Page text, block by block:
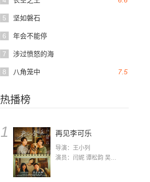
5 坚如磐石
6 年会不能停
7 涉过愤怒的海
7.5
8 八角笼中
热播榜
1 再见李可乐
导演：王小列
演员：闫妮 谭松韵 吴京 蒋龙 赵小棠 冯雷 李虎城 平安 小七 小可乐